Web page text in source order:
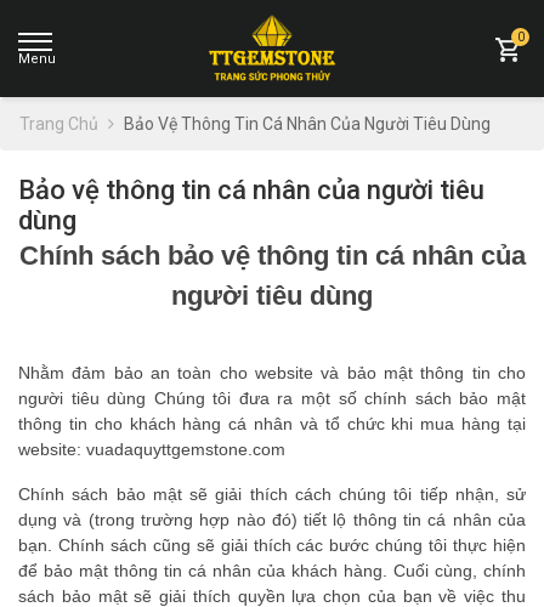
0
Trang Chủ Bảo Vệ Thông Tin Cá Nhân Của Người Tiêu Dùng
Bảo vệ thông tin cá nhân của người tiêu
dùng
Chính sách bảo vệ thông tin cá nhân của
người tiêu dùng
Nhằm đảm bảo an toàn cho website và bảo mật thông tin cho
người tiêu dùng Chúng tôi đưa ra một số chính sách bảo mật
thông tin cho khách hàng cá nhân và tổ chức khi mua hàng tại
website: vuadaquyttgemstone.com
Chính sách bảo mật sẽ giải thích cách chúng tôi tiếp nhận, sử
dụng và (trong trường hợp nào đó) tiết lộ thông tin cá nhân của
bạn. Chính sách cũng sẽ giải thích các bước chúng tôi thực hiện
để bảo mật thông tin cá nhân của khách hàng. Cuối cùng, chính
sách bảo mật sẽ giải thích quyền lựa chọn của bạn về việc thu